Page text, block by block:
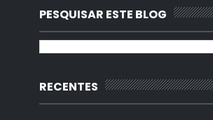
PESQUISAR ESTE BLOG
RECENTES